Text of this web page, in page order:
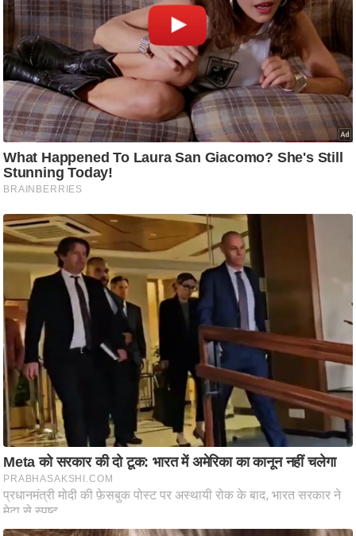
/
फै
श
न
घ
रे
लू
नु
स्खे
र्य
ट
न
स्थ
ल
फि
ट
ने
स
मं
त्रा
रि
ले
श
न